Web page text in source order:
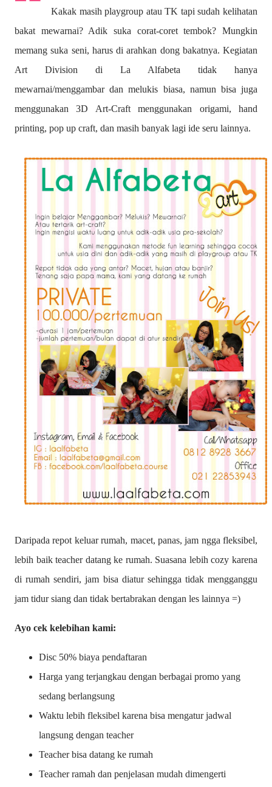
Kakak masih playgroup atau TK tapi sudah kelihatan
bakat mewarnai? Adik suka corat-coret tembok? Mungkin
memang suka seni, harus di arahkan dong bakatnya. Kegiatan
Art Division di La Alfabeta tidak hanya
mewarnai/menggambar dan melukis biasa, namun bisa juga
menggunakan 3D Art-Craft menggunakan origami, hand
printing, pop up craft, dan masih banyak lagi ide seru lainnya.
Daripada repot keluar rumah, macet, panas, jam ngga fleksibel,
lebih baik teacher datang ke rumah. Suasana lebih cozy karena
di rumah sendiri, jam bisa diatur sehingga tidak mengganggu
jam tidur siang dan tidak bertabrakan dengan les lainnya =)
Ayo cek kelebihan kami:
Disc 50% biaya pendaftaran
Harga yang terjangkau dengan berbagai promo yang
sedang berlangsung
Waktu lebih fleksibel karena bisa mengatur jadwal
langsung dengan teacher
Teacher bisa datang ke rumah
Teacher ramah dan penjelasan mudah dimengerti